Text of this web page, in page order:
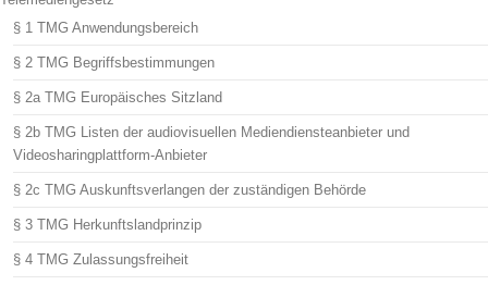
§ 1 TMG Anwendungsbereich
§ 2 TMG Begriffsbestimmungen
§ 2a TMG Europäisches Sitzland
§ 2b TMG Listen der audiovisuellen Mediendiensteanbieter und
Videosharingplattform-Anbieter
§ 2c TMG Auskunftsverlangen der zuständigen Behörde
§ 3 TMG Herkunftslandprinzip
§ 4 TMG Zulassungsfreiheit